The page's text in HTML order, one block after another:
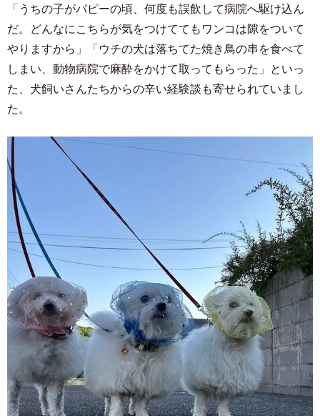
「うちの子がパピーの頃、何度も誤飲して病院へ駆け込ん
だ。どんなにこちらが気をつけててもワンコは隙をついて
やりますから」「ウチの犬は落ちてた焼き鳥の串を食べて
しまい、動物病院で麻酔をかけて取ってもらった」といっ
た、犬飼いさんたちからの辛い経験談も寄せられていまし
た。